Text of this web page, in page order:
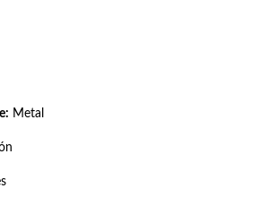
Metal